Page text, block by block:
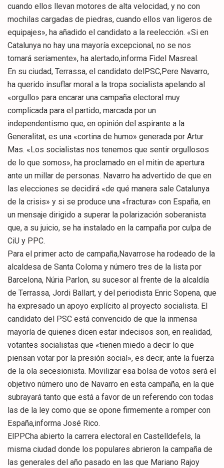
cuando ellos llevan motores de alta velocidad, y no con
mochilas cargadas de piedras, cuando ellos van ligeros de
equipajes», ha añadido el candidato a la reelección. «Si en
Catalunya no hay una mayoría excepcional, no se nos
tomará seriamente», ha alertado,informa Fidel Masreal.
En su ciudad, Terrassa, el candidato delPSC,Pere Navarro,
ha querido insuflar moral a la tropa socialista apelando al
«orgullo» para encarar una campaña electoral muy
complicada para el partido, marcada por un
independentismo que, en opinión del aspirante a la
Generalitat, es una «cortina de humo» generada por Artur
Mas. «Los socialistas nos tenemos que sentir orgullosos
de lo que somos», ha proclamado en el mitin de apertura
ante un millar de personas. Navarro ha advertido de que en
las elecciones se decidirá «de qué manera sale Catalunya
de la crisis» y si se produce una «fractura» con España, en
un mensaje dirigido a superar la polarización soberanista
que, a su juicio, se ha instalado en la campaña por culpa de
CiU y PPC.
Para el primer acto de campaña,Navarrose ha rodeado de la
alcaldesa de Santa Coloma y número tres de la lista por
Barcelona, Núria Parlon, su sucesor al frente de la alcaldía
de Terrassa, Jordi Ballart, y del periodista Enric Sopena, que
ha expresado un apoyo explícito al proyecto socialista. El
candidato del PSC está convencido de que la inmensa
mayoría de quienes dicen estar indecisos son, en realidad,
votantes socialistas que «tienen miedo a decir lo que
piensan votar por la presión social», es decir, ante la fuerza
de la ola secesionista. Movilizar esa bolsa de votos será el
objetivo número uno de Navarro en esta campaña, en la que
subrayará tanto que está a favor de un referendo con todas
las de la ley como que se opone firmemente a romper con
España,informa José Rico.
ElPPCha abierto la carrera electoral en Castelldefels, la
misma ciudad donde los populares abrieron la campaña de
las generales del año pasado en las que Mariano Rajoy